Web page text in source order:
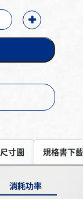
尺寸圖 規格書下載
消耗功率